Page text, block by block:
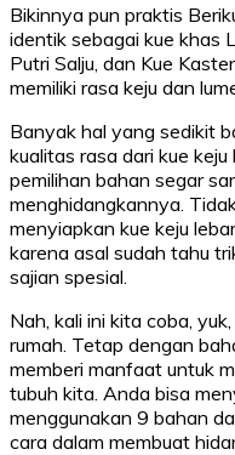
Bikinnya pun praktis
identik sebagai kue khas
Putri Salju, dan Kue
memiliki rasa keju dan
Banyak hal yang sedikit
kualitas rasa dari kue keju
pemilihan bahan segar
menghidangkannya.
menyiapkan kue keju
karena asal sudah tahu
sajian spesial.
Nah, kali ini kita coba,
rumah. Tetap dengan
memberi manfaat untuk
tubuh kita. Anda bisa
menggunakan 9 bahan
cara dalam membuat